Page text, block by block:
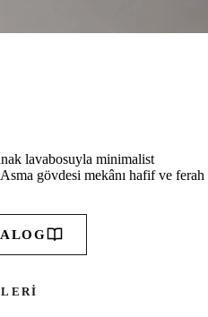
lavabosuyla minimalist
gövdesi mekânı hafif ve ferah